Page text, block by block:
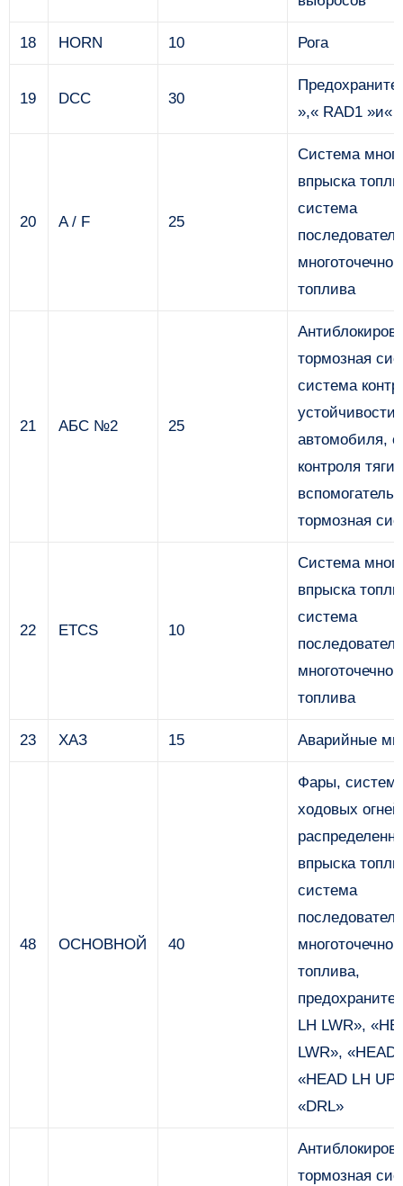
18 HORN 10 Рога
19 DCC 30
»,« RAD1 »и«
20 A / F 25
Система
впрыска
система
топлива
21 АБС №2 25
тормозная
система
устойчивости
автомобиля,
контроля тяги,
тормозная
22 ETCS 10
Система
впрыска
система
топлива
23 ХАЗ 15 Аварийные
48 ОСНОВНОЙ 40
Фары,
ходовых
впрыска
система
топлива,
LH LWR»,
LWR», «HEAD
«HEAD LH
«DRL»
тормозная